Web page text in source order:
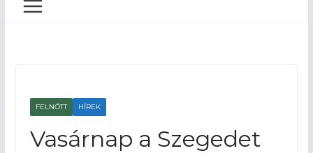
FELNŐTT HÍREK
Vasárnap a Szegedet